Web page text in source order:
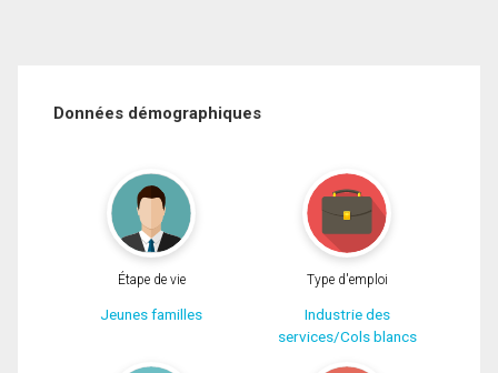
Données démographiques
Étape de vie
Jeunes familles
Type d'emploi
Industrie des
services/Cols blancs